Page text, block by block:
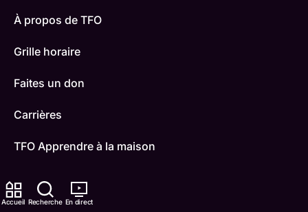
Accueil Recherche En direct
À propos de TFO
Grille horaire
Faites un don
Carrières
TFO Apprendre à la maison
Comment nous capter